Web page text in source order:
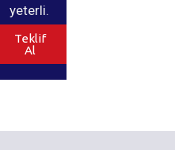
yeterli.
Teklif
Al